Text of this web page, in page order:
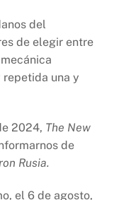
del
de elegir entre
una y
2024, The New
de
Rusia.
el 6 de agosto,